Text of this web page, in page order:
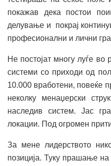
покажав дека постои
делување и покрај
професионални и лични
Не постојат многу луѓе во
системи со приходи од
10.000 вработени, повеќе
неколку менаџерски
наследив систем. Јас
локации. Под огромен
За мене лидерството
позиција. Туку прашање